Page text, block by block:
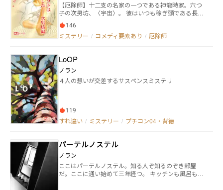
【厄除師】十二支の名家の一つである神龍時家。六つ
子の次男坊、〈宇宙〉。 彼はいつも稼ぎ頭である長男
と三男のサポート役をしつつ、仕事の案件を取ってく
る敏腕な策士である。 ソレをこなしながら物語を執筆
している小説家の顔も持っている。 そんなある日、彼
様へ〉と記載されていたので中に入っている手紙を読
むと公主から指名を貰った彼。 不思議に思いながら、
事務所へ出向き公主から話を聞いてみると、とんでも
ない依頼だった ーー。
146
ミステリー / コメディ要素あり / 厄除師
LoOP
ノラン
４人の想いが交差するサスペンスミステリ
119
すれ違い / ミステリー / プチコン04・背徳
パーテルノステル
ノラン
ここはパーテルノステル。知る人ぞ知るのぞき部屋
だ。ここに通い始めて三年経つ。 キッチンも風呂もな